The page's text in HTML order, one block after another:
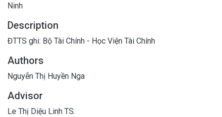
Ninh
Description
ĐTTS ghi: Bộ Tài Chính - Học Viện Tài Chính
Authors
Nguyễn Thị Huyền Nga
Advisor
Le Thị Diệu Linh TS.